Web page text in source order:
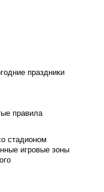
праздники
правила
стадионом
игровые зоны